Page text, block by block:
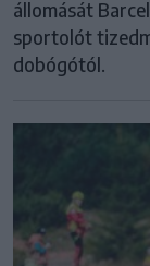
állomását
sportolót
dobógótól.